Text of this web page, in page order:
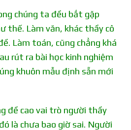
chúng ta đều bắt gặp
thế. Làm văn, khác thầy cô
Làm toán, cũng chẳng khá
rút ra bài học kinh nghiệm
khuôn mẫu định sẵn mới
đề cao vai trò người thầy
là chưa bao giờ sai. Người